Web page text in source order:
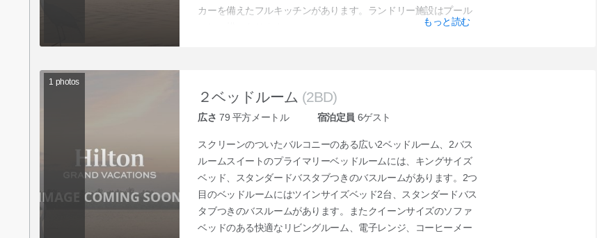
カーを備えたフルキッチンがあります。ランドリー施設はプール
もっと読む
1 photos
２ベッドルーム (2BD)
広さ 79 平方メートル 宿泊定員 6ゲスト
スクリーンのついたバルコニーのある広い2ベッドルーム、2バス
ルームスイートのプライマリーベッドルームには、キングサイズ
ベッド、スタンダードバスタブつきのバスルームがあります。2つ
目のベッドルームにはツインサイズベッド2台、スタンダードバス
タブつきのバスルームがあります。またクイーンサイズのソファ
ベッドのある快適なリビングルーム、電子レンジ、コーヒーメー